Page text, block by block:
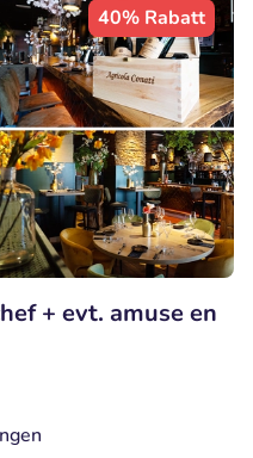
40% Rabatt
+ evt. amuse en